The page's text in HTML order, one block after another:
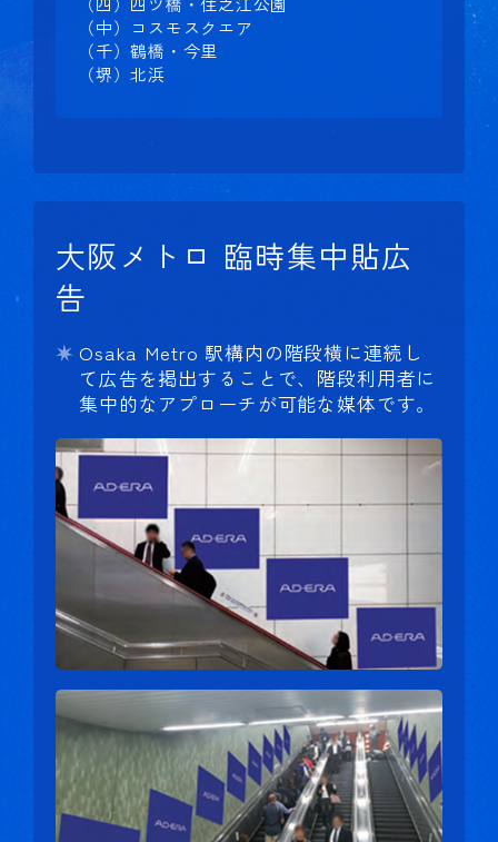
（中）コスモスクエア
（千）鶴橋・今里
（堺）北浜
大阪メトロ 臨時集中貼広
告
Osaka Metro 駅構内の階段横に連続し
て広告を掲出することで、階段利用者に
集中的なアプローチが可能な媒体です。